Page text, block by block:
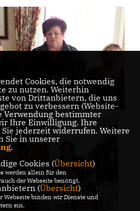
Cookies, die notwendig
zu nutzen. Weiterhin
von Drittanbietern, die uns
zu verbessern (Website-
Verwendung bestimmter
Ihre Einwilligung. Ihre
jederzeit widerrufen. Weitere
Sie in unserer
.
Cookies (Übersicht)
werden allein für den
der Webseite benötigt.
(Übersicht)
Webseite binden wir Dienste und
ein.